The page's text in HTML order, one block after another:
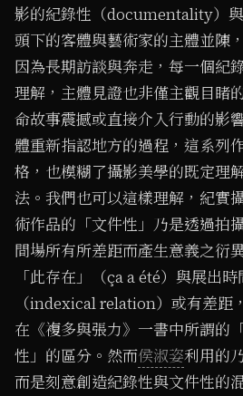
影的紀錄性（documentality）
頭下的客體與藝術家的主體並陳
因為長期訪談與奔走，每一個紀
理解，主體見證也非僅主觀目睹
命故事震撼或直接介入行動的影
體重新指認地方的過程，這系列
格，也模糊了攝影美學的既定理
法。我們也可以這樣理解，紀實
術作品的「文件性」乃是透過拍
間場所有所差距而產生意義之衍
「此存在」（ça a été）與展出
（indexical relation）或有差距
在《複多與張力》一書中所謂的
性」的區分。然而侯淑姿利用的
而是刻意創造紀錄性與文件性的